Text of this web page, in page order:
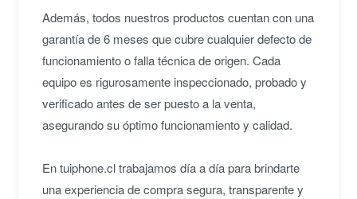
L
Aunque Paso muchísimo tiempo, este equipo se
mantiene en excelentes condiciones, tanto en
hardware como en software. El equipo es
realmente muy bueno.
Luisa O.• hace 3 años
Bueno bonito y barato :D
Francisca D.• hace 3 años
Además, todos nuestros productos cuentan con una
garantía de 6 meses que cubre cualquier defecto de
funcionamiento o falla técnica de origen. Cada
equipo es rigurosamente inspeccionado, probado y
verificado antes de ser puesto a la venta,
asegurando su óptimo funcionamiento y calidad.
En tuiphone.cl trabajamos día a día para brindarte
una experiencia de compra segura, transparente y